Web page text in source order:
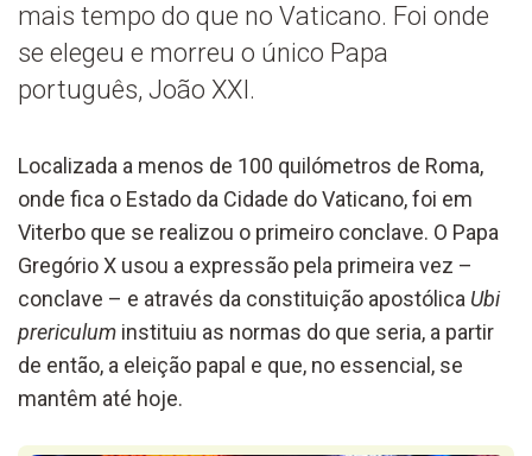
mais tempo do que no Vaticano. Foi onde
se elegeu e morreu o único Papa
português, João XXI.
Localizada a menos de 100 quilómetros de Roma,
onde fica o Estado da Cidade do Vaticano, foi em
Viterbo que se realizou o primeiro conclave. O Papa
Gregório X usou a expressão pela primeira vez –
conclave – e através da constituição apostólica Ubi
prericulum instituiu as normas do que seria, a partir
de então, a eleição papal e que, no essencial, se
mantêm até hoje.